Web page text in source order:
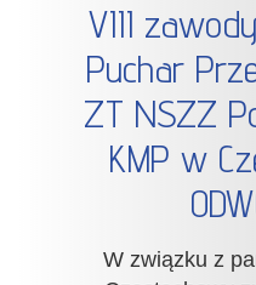
VIII
Puchar
ZT NSZZ
KMP w
W związku z